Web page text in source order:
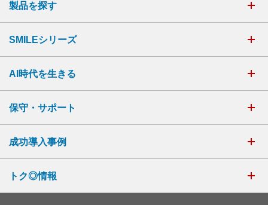
製品を探す
SMILEシリーズ
AI時代を生きる
保守・サポート
成功導入事例
トク◎情報